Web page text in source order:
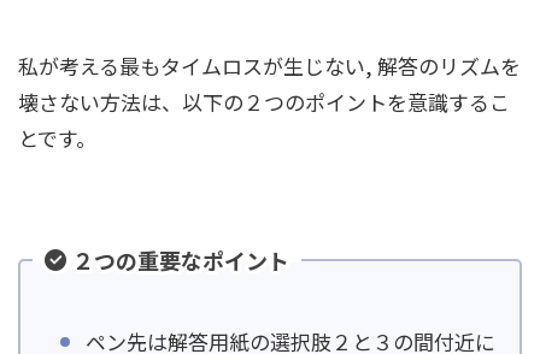
私が考える最もタイムロスが生じない, 解答のリズムを
壊さない方法は、以下の２つのポイントを意識するこ
とです。
２つの重要なポイント
ペン先は解答用紙の選択肢２と３の間付近に